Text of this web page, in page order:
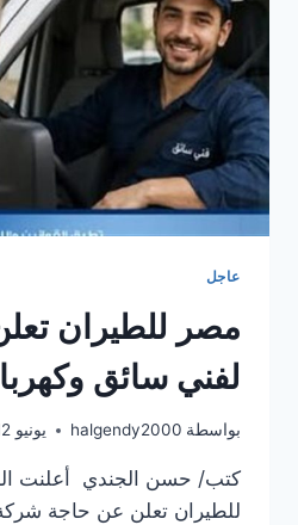
بدء
الصرف؟
عاجل
مصر للطيران
لفني سائق
بواسطة halgendy2000 يونيو 12, 2026
كتب/ حسن الجندي أعلنت
للطيران تعلن عن حاجة